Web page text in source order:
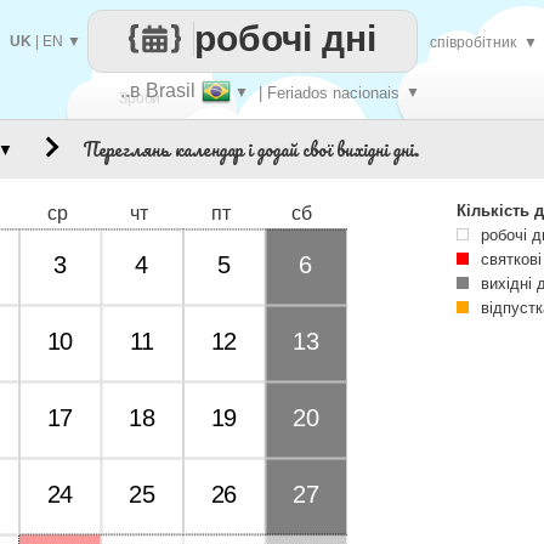
Зроби
..в Brasil ▼ | Feriados nacionais ▼
робочі дні
UK EN ▼ співробітник ▼
Переглянь календар і додай свої вихідні дні.
ср чт пт сб
3 4 5 6
10 11 12 13
17 18 19 20
24 25 26 27
Кількість
робочі
вихідні